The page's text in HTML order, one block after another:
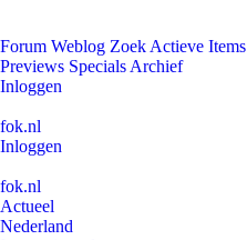
Forum Weblog Zoek Actieve Items
Previews Specials Archief
Inloggen
fok.nl
Inloggen
fok.nl
Actueel
Nederland